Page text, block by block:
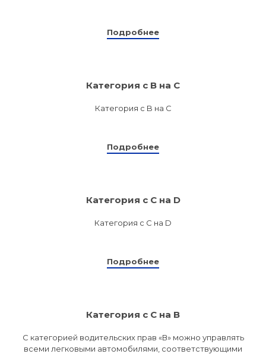
Подробнее
Категория с B на C
Категория с B на C
Подробнее
Категория с С на D
Категория с С на D
Подробнее
Категория с C на B
С категорией водительских прав «В» можно управлять
всеми легковыми автомобилями, соответствующими